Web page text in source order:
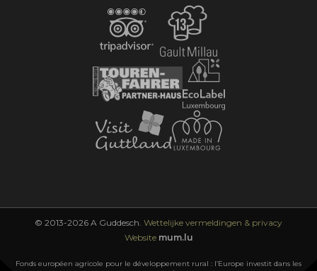
Fonds européen agricole pour le développement rural : l’Europe investit dans les
© 2013-2026 A Guddesch. Wettelijke vermeldingen & privacy
Website mum.lu